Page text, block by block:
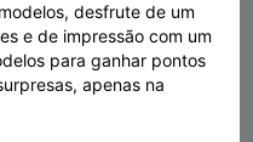
desfrute de um
e de impressão com um
para ganhar pontos
apenas na